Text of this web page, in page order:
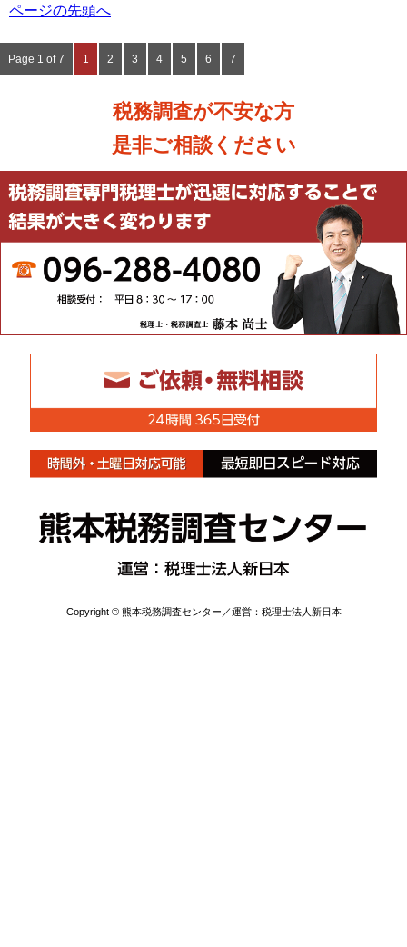
ページの先頭へ
Page 1 of 7 1 2 3 4 5 6 7
税務調査が不安な方
是非ご相談ください
Copyright © 熊本税務調査センター／運営：税理士法人新日本